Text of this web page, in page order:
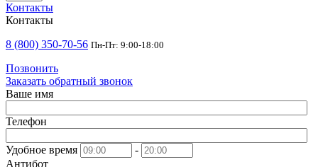
Контакты
Контакты
8 (800) 350-70-56 Пн-Пт: 9:00-18:00
Позвонить
Заказать обратный звонок
Ваше имя
Телефон
Удобное время
-
Антибот